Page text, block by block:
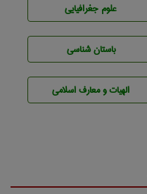
علوم جغرافيايی
باستان شناسی
الهیات و معارف اسلامی